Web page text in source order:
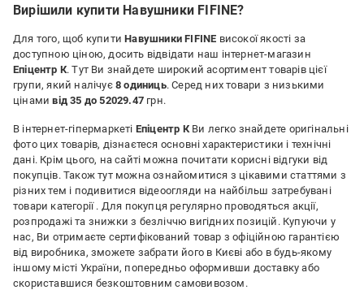
Вирішили купити Навушники FIFINE?
Для того, щоб купитиНавушники FIFINE високої якості за
доступною ціною, досить відвідати наш інтернет-магазин
Епіцентр К. Тут Ви знайдете широкий асортимент товарів цієї
групи, який налічує 8 одиниць. Серед них товари з низькими
цінамивід 35 до 52029.47 грн.
В інтернет-гіпермаркеті Епіцентр КВи легко знайдете оригінальні
фото цих товарів, дізнаєтеся основні характеристики і технічні
дані. Крім цього, на сайті можна почитати корисні відгуки від
покупців. Також тут можна ознайомитися з цікавими статтями з
різних тем і подивитися відеоогляди на найбільш затребувані
товари категорії . Для покупця регулярно проводяться акції,
розпродажі та знижки з безліччю вигідних позицій. Купуючи у
нас, Ви отримаєте сертифікований товар з офіційною гарантією
від виробника, зможете забрати його в Києві або в будь-якому
іншому місті України, попередньо оформивши доставку або
скориставшися безкоштовним самовивозом.